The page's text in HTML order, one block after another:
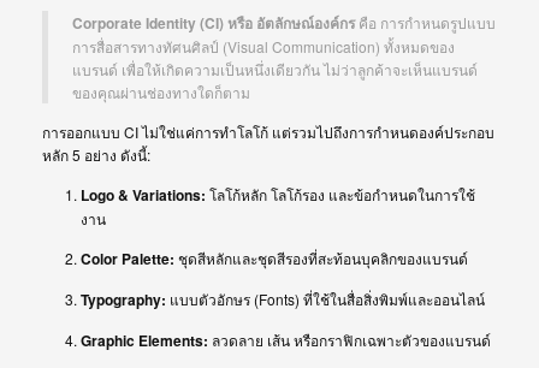
Corporate Identity (CI) หรือ อัตลักษณ์องค์กรคือ การกำหนดรูปแบบ
การสื่อสารทางทัศนศิลป์ (Visual Communication) ทั้งหมดของ
แบรนด์ เพื่อให้เกิดความเป็นหนึ่งเดียวกัน ไม่ว่าลูกค้าจะเห็นแบรนด์
ของคุณผ่านช่องทางใดก็ตาม
การออกแบบ CI ไม่ใช่แค่การทำโลโก้ แต่รวมไปถึงการกำหนดองค์ประกอบ
หลัก 5 อย่าง ดังนี้:
Logo & Variations: โลโก้หลัก โลโก้รอง และข้อกำหนดในการใช้
งาน
Color Palette: ชุดสีหลักและชุดสีรองที่สะท้อนบุคลิกของแบรนด์
Typography: แบบตัวอักษร (Fonts) ที่ใช้ในสื่อสิ่งพิมพ์และออนไลน์
Graphic Elements: ลวดลาย เส้น หรือกราฟิกเฉพาะตัวของแบรนด์